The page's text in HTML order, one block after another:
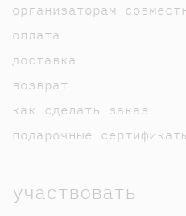
организаторам
оплата
доставка
возврат
как сделать заказ
подарочные
участвовать